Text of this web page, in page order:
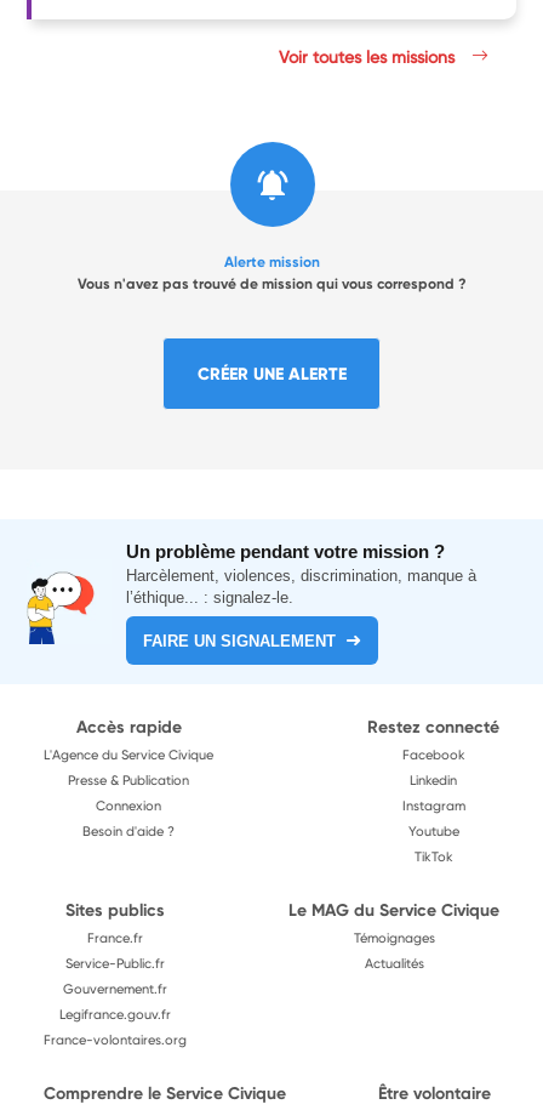
Voir toutes les missions
Alerte mission
Vous n'avez pas trouvé de mission qui vous correspond ?
CRÉER UNE ALERTE
Un problème pendant votre mission ?
Harcèlement, violences, discrimination, manque à
l’éthique... : signalez-le.
FAIRE UN SIGNALEMENT
Accès rapide
L'Agence du Service Civique
Presse & Publication
Connexion
Besoin d'aide ?
Restez connecté
Facebook
Linkedin
Instagram
Youtube
TikTok
Sites publics
France.fr
Service-Public.fr
Gouvernement.fr
Legifrance.gouv.fr
France-volontaires.org
Le MAG du Service Civique
Témoignages
Actualités
Comprendre le Service Civique Être volontaire